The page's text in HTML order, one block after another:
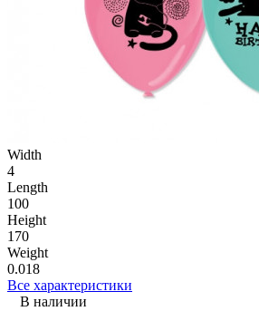
Width
4
Length
100
Height
170
Weight
0.018
Все характеристики
В наличии